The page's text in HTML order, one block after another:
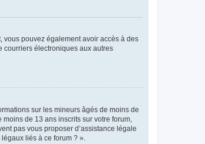
vous pouvez également avoir accès à des
courriers électroniques aux autres
sur les mineurs âgés de moins de
de 13 ans inscrits sur votre forum,
pas vous proposer d’assistance légale
liés à ce forum ? ».